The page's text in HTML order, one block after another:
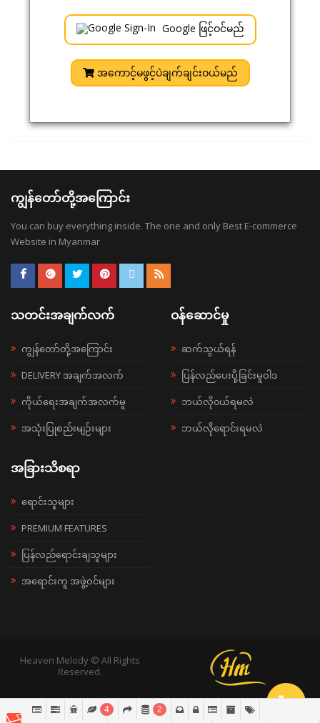
Google ဖြင့်ဝင်မည်
အကောင့်မဖွင့်ပဲချက်ချင်းဝယ်မည်
ကျွန်တော်တို့အကြောင်း
You can buy everything inside. The one and only Best E-commerce
Website in Myanmar
သတင်းအချက်လက်
ကျွန်တော်တို့အကြောင်း
DELIVERY အချက်အလက်
ကိုယ်ရေးအချက်အလက်မူ
အသုံးပြုစည်းမျဉ်းများ
ဝန်ဆောင်မှု
ဆက်သွယ်ရန်
ပြန်လည်ပေးပို့ခြင်းမူဝါဒ
ဘယ်လို၀ယ်ရမလဲ
ဘယ်လိုရောင်းရမလဲ
အခြားသိစရာ
ရောင်းသူများ
PREMIUM FEATURES
ပြန်လည်ရောင်းချသူများ
အရောင်းကူ အဖွဲ့ဝင်များ
Heaven Melody © All Rights
Reserved.
4 2